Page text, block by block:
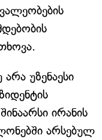
უზენაესი
ირანის
არსებულ